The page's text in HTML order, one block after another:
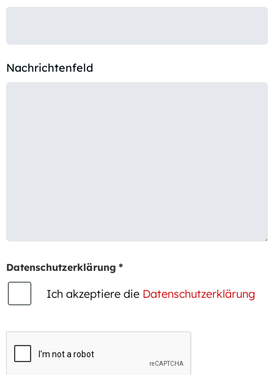
Nachrichtenfeld
Datenschutzerklärung *
Ich akzeptiere die Datenschutzerklärung